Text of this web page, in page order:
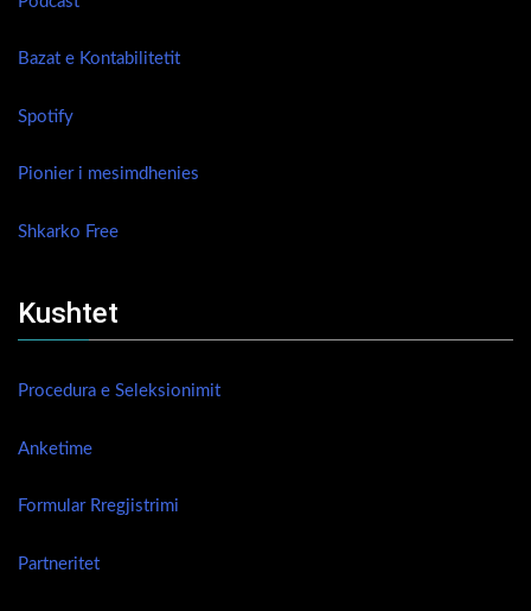
Bazat e Kontabilitetit
Spotify
Pionier i mesimdhenies
Shkarko Free
Kushtet
Procedura e Seleksionimit
Anketime
Formular Rregjistrimi
Partneritet